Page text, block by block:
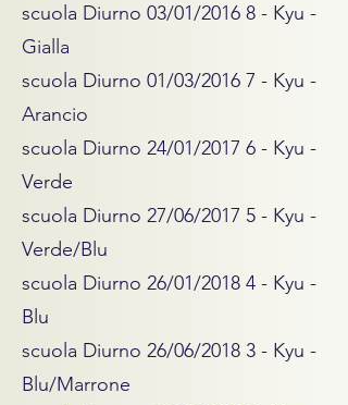
scuola Diurno 03/01/2016 8 - Kyu -
Gialla
scuola Diurno 01/03/2016 7 - Kyu -
Arancio
scuola Diurno 24/01/2017 6 - Kyu -
Verde
scuola Diurno 27/06/2017 5 - Kyu -
Verde/Blu
scuola Diurno 26/01/2018 4 - Kyu -
Blu
scuola Diurno 26/06/2018 3 - Kyu -
Blu/Marrone